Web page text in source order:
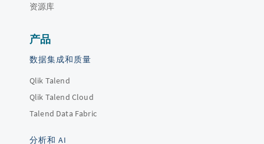
资源库
产品
数据集成和质量
Qlik Talend
Qlik Talend Cloud
Talend Data Fabric
分析和 AI